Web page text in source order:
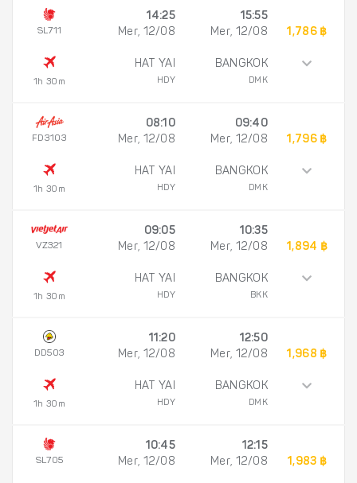
SL711
1h 30m
14:25
Mer, 12/08
HAT YAI
HDY
15:55
Mer, 12/08
BANGKOK
DMK
1,786 ฿
FD3103
1h 30m
08:10
Mer, 12/08
HAT YAI
HDY
09:40
Mer, 12/08
BANGKOK
DMK
1,796 ฿
VZ321
1h 30m
09:05
Mer, 12/08
HAT YAI
HDY
10:35
Mer, 12/08
BANGKOK
BKK
1,894 ฿
DD503
1h 30m
11:20
Mer, 12/08
HAT YAI
HDY
12:50
Mer, 12/08
BANGKOK
DMK
1,968 ฿
SL705
10:45
Mer, 12/08
12:15
Mer, 12/08
1,983 ฿